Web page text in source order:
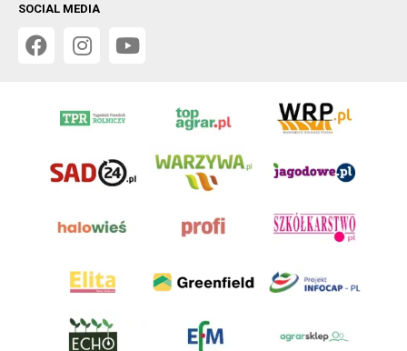
SOCIAL MEDIA